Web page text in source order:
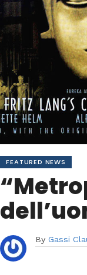
FEATURED NEWS
By Gassi